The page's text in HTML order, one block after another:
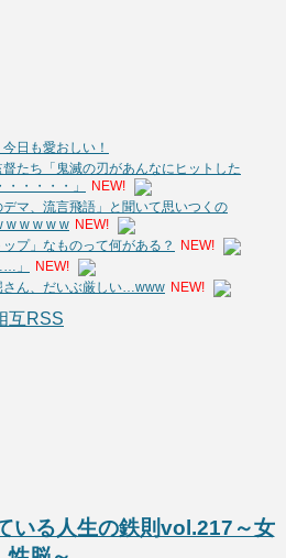
日も愛おしい！
督たち「鬼滅の刃があんなにヒットした
・・・・」
NEW!
デマ、流言飛語」と聞いて思いつくの
w w w w w NEW!
プ」なものって何がある？
NEW!
」
NEW!
さん、だいぶ厳しい…www NEW!
互RSS
いる人生の鉄則vol.217～女